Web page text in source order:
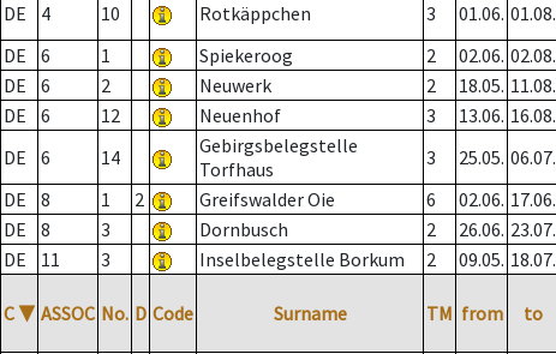
DE
4 10 Rotkäppchen 3 01.06. 01.08.
DE
6 1 Spiekeroog 2 02.06. 02.08.
DE
6 2 Neuwerk 2 18.05. 11.08.
DE
6 12 Neuenhof 3 13.06. 16.08.
DE
6 14
Gebirgsbelegstelle
Torfhaus
3 25.05. 06.07.
DE
8 1 2 Greifswalder Oie 6 02.06. 17.06.
DE
8 3 Dornbusch 2 26.06. 23.07.
DE
11 3 Inselbelegstelle Borkum 2 09.05. 18.07.
C ▼ ASSOC No. D Code Surname TM from to